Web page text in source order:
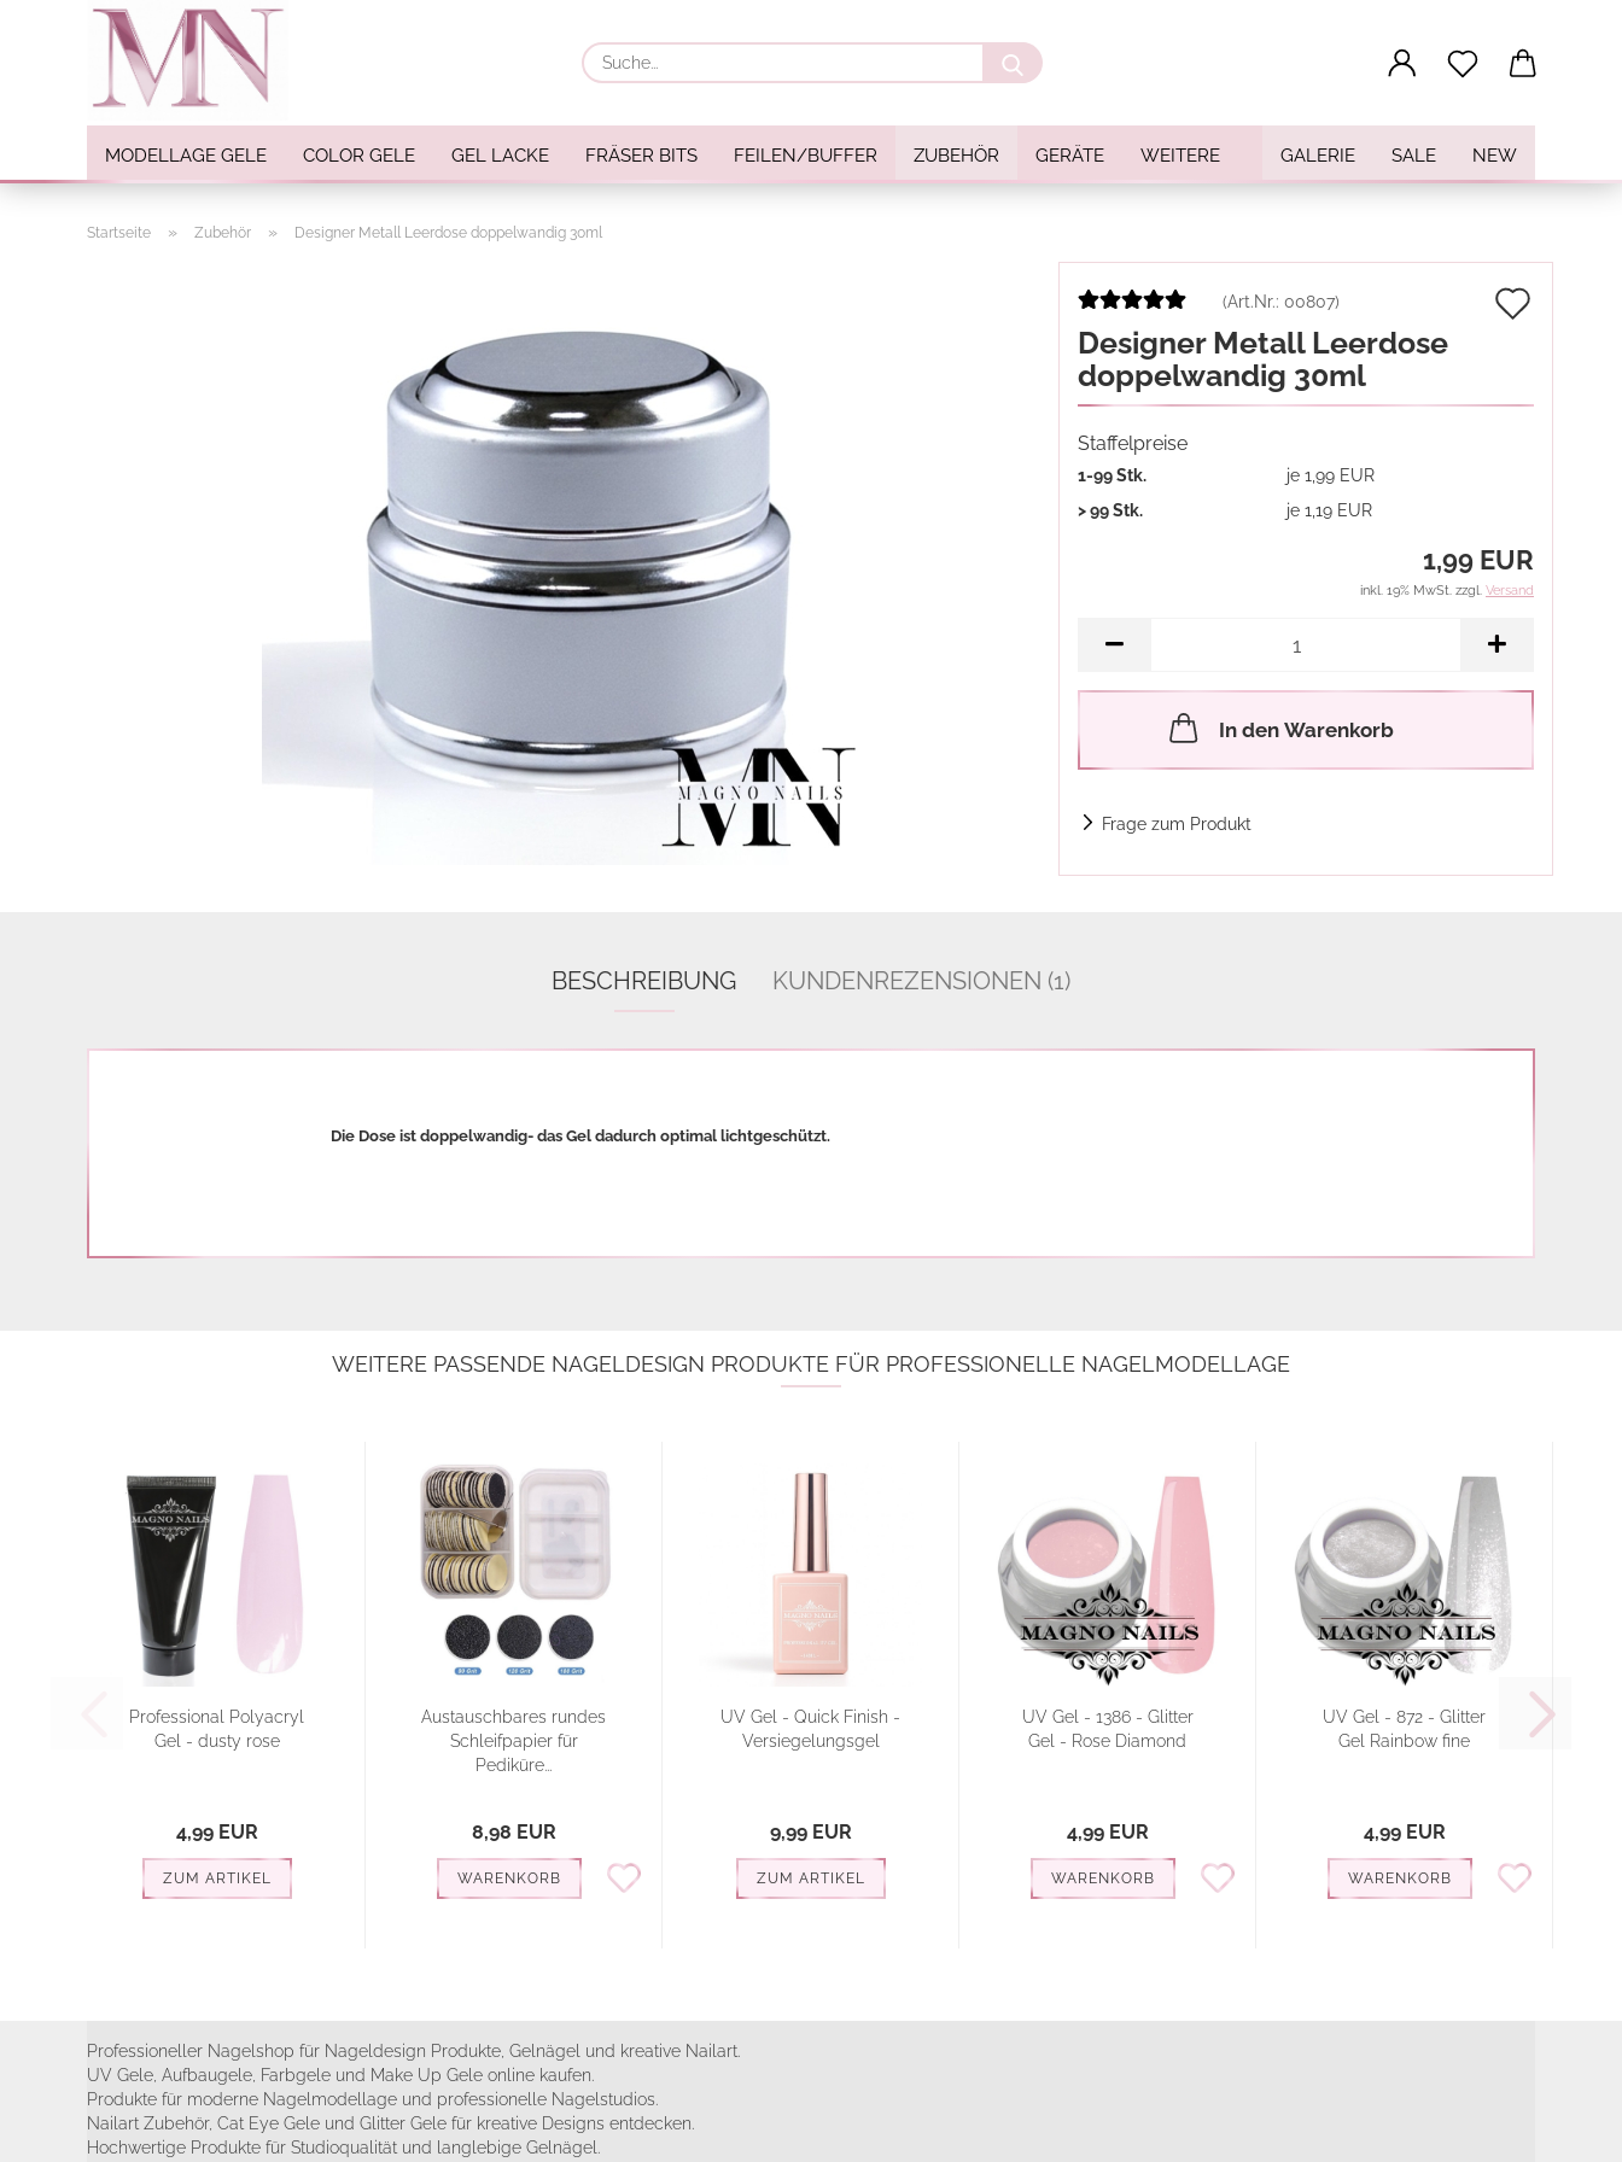
Suche...
MODELLAGE GELE COLOR GELE GEL LACKE FRÄSER BITS FEILEN/BUFFER ZUBEHÖR GERÄTE GALERIE SALE NEW
WEITERE
Nail Art Sets
Startseite » Zubehör » Designer Metall Leerdose doppelwandig 30ml
(Art.Nr.: 00807)
Designer Metall Leerdose
doppelwandig 30ml
Staffelpreise
1-99 Stk.
je 1,99 EUR
> 99 Stk.
je 1,19 EUR
1,99 EUR
inkl. 19% MwSt. zzgl. Versand
In den Warenkorb
Frage zum Produkt
BESCHREIBUNG KUNDENREZENSIONEN (1)
Die Dose ist doppelwandig- das Gel dadurch optimal lichtgeschützt.
WEITERE PASSENDE NAGELDESIGN PRODUKTE FÜR PROFESSIONELLE NAGELMODELLAGE
Professional Polyacryl
Gel - dusty rose
4,99 EUR
ZUM ARTIKEL
Austauschbares rundes
Schleifpapier für
Pediküre...
8,98 EUR
WARENKORB
UV Gel - Quick Finish -
Versiegelungsgel
9,99 EUR
ZUM ARTIKEL
UV Gel - 1386 - Glitter
Gel - Rose Diamond
4,99 EUR
WARENKORB
UV Gel - 872 - Glitter
Gel Rainbow fine
4,99 EUR
WARENKORB
Professioneller Nagelshop für Nageldesign Produkte, Gelnägel und kreative Nailart.
UV Gele, Aufbaugele, Farbgele und Make Up Gele online kaufen.
Produkte für moderne Nagelmodellage und professionelle Nagelstudios.
Nailart Zubehör, Cat Eye Gele und Glitter Gele für kreative Designs entdecken.
Hochwertige Produkte für Studioqualität und langlebige Gelnägel.